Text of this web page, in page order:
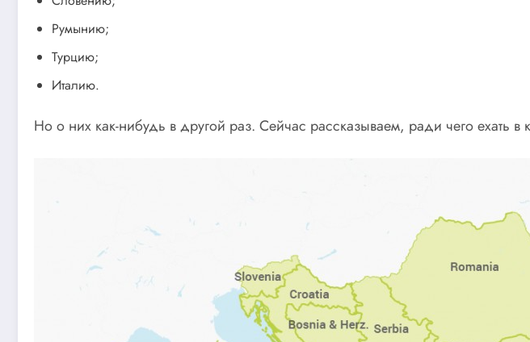
Румынию;
Турцию;
Италию.
Но о них как-нибудь в другой раз. Сейчас рассказываем, ради чего ехать в